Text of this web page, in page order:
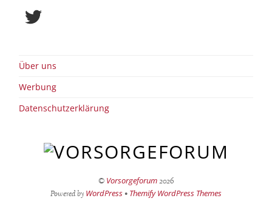
Über uns
Werbung
Datenschutzerklärung
© Vorsorgeforum2026
Powered by WordPress • Themify WordPress Themes